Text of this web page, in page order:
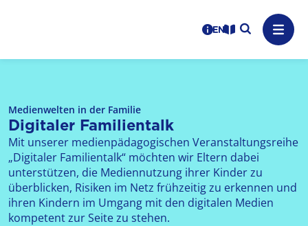
Logo: LPR Medienanstalt Hessen, Claim: Medien,
Benutzerhinweise
informations in
Leichte Sprache
Suche
Medienwelten in der Familie
Digitaler Familientalk
Mit unserer medienpädagogischen Veranstaltungsreihe
„Digitaler Familientalk“ möchten wir Eltern dabei
unterstützen, die Mediennutzung ihrer Kinder zu
überblicken, Risiken im Netz frühzeitig zu erkennen und
ihren Kindern im Umgang mit den digitalen Medien
kompetent zur Seite zu stehen.